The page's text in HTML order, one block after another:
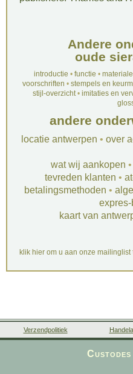
Andere
oude
introductie • functie •
voorschriften • stempels en
stijl-overzicht• imitaties en
andere
locatie antwerpen • over
wat wij aankopen
tevreden klanten •
betalingsmethoden •
kaart van
klik hier om u aan onze mailinglist
Verzendpolitiek